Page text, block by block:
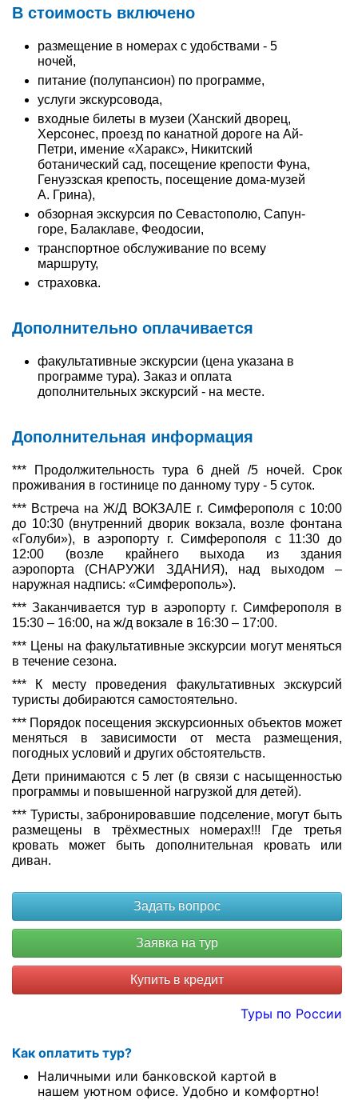
В стоимость включено
размещение в номерах с удобствами - 5
ночей,
питание (полупансион) по программе,
услуги экскурсовода,
входные билеты в музеи (Ханский дворец,
Херсонес, проезд по канатной дороге на Ай-
Петри, имение «Харакс», Никитский
ботанический сад, посещение крепости Фуна,
Генуэзская крепость, посещение дома-музей
А. Грина),
обзорная экскурсия по Севастополю, Сапун-
горе, Балаклаве, Феодосии,
транспортное обслуживание по всему
маршруту,
страховка.
Дополнительно оплачивается
факультативные экскурсии (цена указана в
программе тура). Заказ и оплата
дополнительных экскурсий - на месте.
Дополнительная информация
*** Продолжительность тура 6 дней /5 ночей. Срок
проживания в гостинице по данному туру - 5 суток.
*** Встреча на Ж/Д ВОКЗАЛЕ г. Симферополя с 10:00
до 10:30 (внутренний дворик вокзала, возле фонтана
«Голуби»), в аэропорту г. Симферополя с 11:30 до
12:00 (возле крайнего выхода из здания
аэропорта (СНАРУЖИ ЗДАНИЯ), над выходом –
наружная надпись: «Симферополь»).
*** Заканчивается тур в аэропорту г. Симферополя в
15:30 – 16:00, на ж/д вокзале в 16:30 – 17:00.
*** Цены на факультативные экскурсии могут меняться
в течение сезона.
*** К месту проведения факультативных экскурсий
туристы добираются самостоятельно.
*** Порядок посещения экскурсионных объектов может
меняться в зависимости от места размещения,
погодных условий и других обстоятельств.
Дети принимаются с 5 лет (в связи с насыщенностью
программы и повышенной нагрузкой для детей).
*** Туристы, забронировавшие подселение, могут быть
размещены в трёхместных номерах!!! Где третья
кровать может быть дополнительная кровать или
диван.
Купить в кредит
Туры по России
Как оплатить тур?
Наличными или банковской картой в
нашем уютном офисе. Удобно и комфортно!